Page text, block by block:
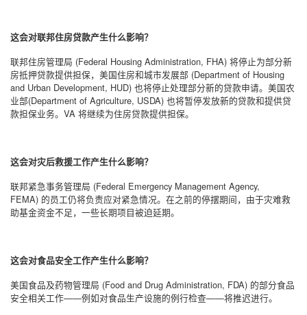
这会对联邦住房贷款产生什么影响？
联邦住房管理局 (Federal Housing Administration, FHA) 将停止为部分新
房抵押贷款提供担保，美国住房和城市发展部 (Department of Housing
and Urban Development, HUD) 也将停止处理部分新的贷款申请。美国农
业部(Department of Agriculture, USDA) 也将暂停发放新的贷款和提供贷
款担保业务。 VA 将继续为住房贷款提供担保。
这会对灾后救援工作产生什么影响？
联邦紧急事务管理局 (Federal Emergency Management Agency,
FEMA) 的员工仍将负责应对紧急情况。在之前的停摆期间，由于灾难救
助基金资金不足，一些长期项目被迫延期。
这会对食品安全工作产生什么影响？
美国食品及药物管理局 (Food and Drug Administration, FDA) 的部分食品
安全相关工作——例如对食品生产设施的例行检查——将推迟进行。